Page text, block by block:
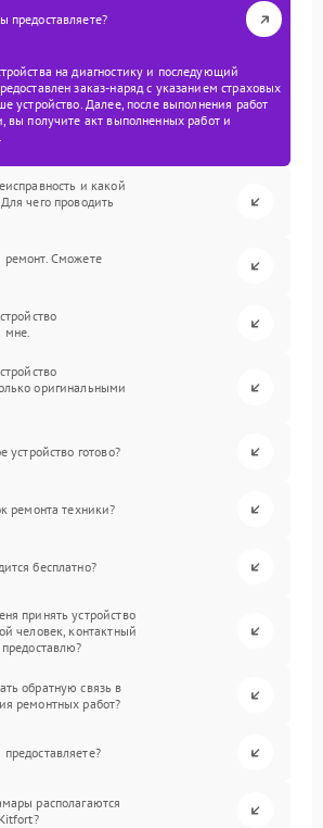
предоставляете?
на диагностику и последующий
заказ-наряд с указанием страховых
устройство. Далее, после выполнения работ
вы получите акт выполненных работ и
и какой
чего проводить
Сможете
мне.
оригинальными
устройство готово?
ремонта техники?
бесплатно?
принять устройство
человек, контактный
обратную связь в
ремонтных работ?
располагаются